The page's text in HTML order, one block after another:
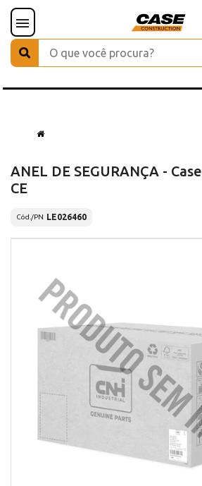
ANEL DE SEGURANÇA - Case
CE
Cód./PN LE026460